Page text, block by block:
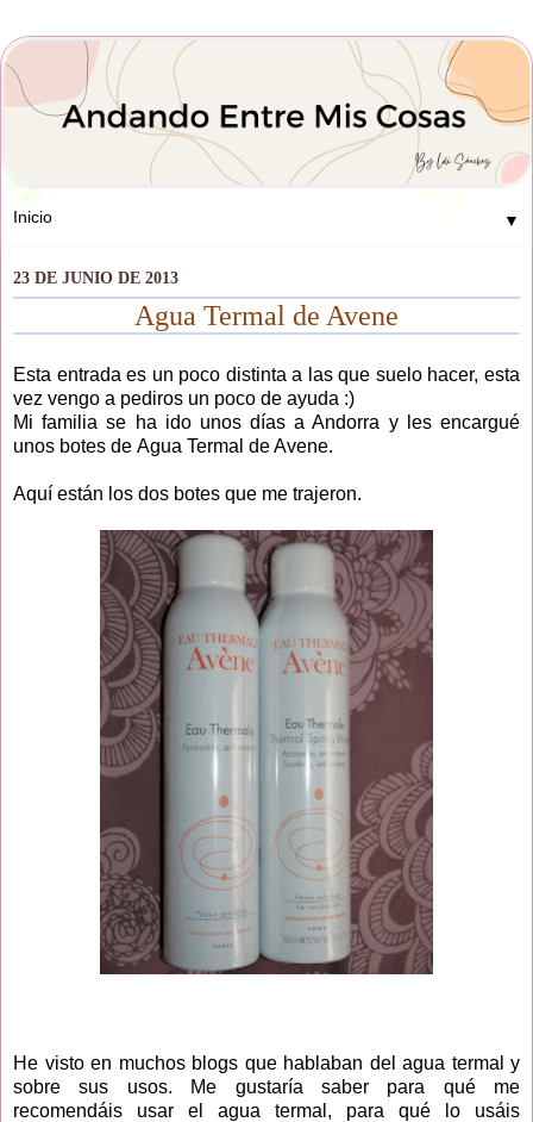
▼
23 DE JUNIO DE 2013
Agua Termal de Avene
Esta entrada es un poco distinta a las que suelo hacer, esta
vez vengo a pediros un poco de ayuda :)
Mi familia se ha ido unos días a Andorra y les encargué
unos botes de Agua Termal de Avene.
Aquí están los dos botes que me trajeron.
He visto en muchos blogs que hablaban del agua termal y
sobre sus usos. Me gustaría saber para qué me
recomendáis usar el agua termal, para qué lo usáis